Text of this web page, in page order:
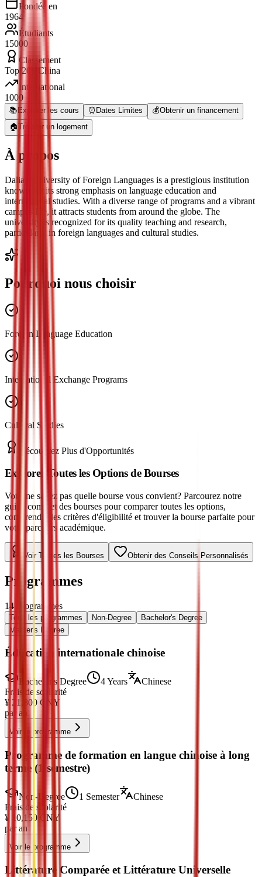
Fondée en
1964
Étudiants
15000
Classement
Top 200 China
International
1000
📚 Explorer les cours ⏰ Dates Limites 💰Obtenir un financement
🏠Trouver un logement
À propos
Dalian University of Foreign Languages is a prestigious institution
known for its strong emphasis on language education and
international studies. With a diverse range of programs and a vibrant
campus life, it attracts students from around the globe. The
university is recognized for its quality teaching and research,
particularly in foreign languages and cultural studies.
Pourquoi nous choisir
Foreign Language Education
International Exchange Programs
Cultural Studies
Découvrez Plus d'Opportunités
Explorez Toutes les Options de Bourses
Vous ne savez pas quelle bourse vous convient? Parcourez notre
guide complet des bourses pour comparer toutes les options,
comprendre les critères d'éligibilité et trouver la bourse parfaite pour
votre parcours académique.
Voir Toutes les Bourses Obtenir des Conseils Personnalisés
Programmes
14 Programmes
Tous les programmes Non-Degree
Bachelor's Degree
Master's Degree
Éducation internationale chinoise
Bachelor's Degree 4 Years
Chinese
Frais de scolarité
¥ 21,800 CNY
par an
Voir le programme
Programme de formation en langue chinoise à long
terme (1 semestre)
Non-Degree 1 Semester
Chinese
Frais de scolarité
¥
10,150 CNY
par an
Voir le programme
Littérature Comparée et Littérature Universelle